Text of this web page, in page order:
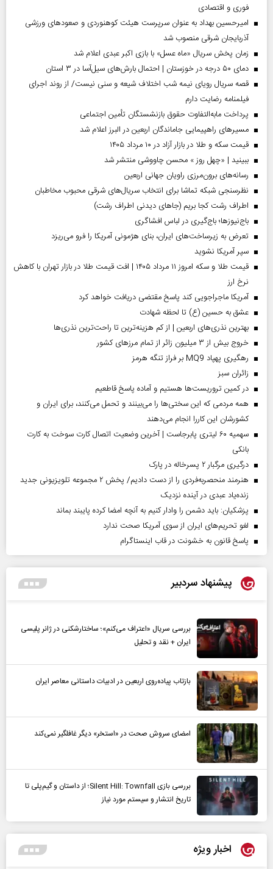
فوری و اقتصادی
امیرحسین بهداد به عنوان سرپرست هیئت کوهنوردی و صعودهای ورزشی
آذربایجان شرقی منصوب شد
زمان پخش سریال «ماه عسل» با بازی اکبر عبدی اعلام شد
دمای ۵۰ درجه در خوزستان | احتمال بارش‌های سیل‌آسا در ۳ استان
قصه سریال رویای نیمه شب اختلاف شیعه و سنی نیست/ از روند اجرای
فیلمنامه رضایت دارم
پرداخت مابه‌التفاوت حقوق بازنشستگان تأمین اجتماعی
مسیر‌های راهپیمایی جاماندگان اربعین در البرز اعلام شد
قیمت سکه و طلا در بازار آزاد در ۱۰ مرداد ۱۴۰۵
ببینید | «چهل روز » محسن چاووشی منتشر شد
رسانه‌های برون‌مرزی راویان جهانی اربعین
نظرسنجی شبکه تماشا برای انتخاب سریال‌های شرقی محبوب مخاطبان
اطراف رشت کجا بریم (جاهای دیدنی اطراف رشت)
باج‌نیوزها؛ باج‌گیری در لباس افشاگری
تعرض به زیرساخت‌های ایران، بنای هژمونی آمریکا را فرو می‌ریزد
سپر آمریکا نشوید
قیمت طلا و سکه امروز ۱۱ مرداد ۱۴۰۵ | افت قیمت طلا در بازار تهران با کاهش
نرخ ارز
آمریکا ماجراجویی کند پاسخ مقتضی دریافت خواهد کرد
عشق به حسین (ع) تا لحظه شهادت
بهترین نذری‌های اربعین | از کم هزینه‌ترین تا راحت‌ترین نذری‌ها
خروج بیش از ۳ میلیون زائر از تمام مرز‌های کشور
رهگیری پهپاد MQ9 بر فراز تنگه هرمز
‌زائران سبز
در کمین تروریست‌ها هستیم و آماده پاسخ قاطعیم
همه مردمی که این سختی‌ها را می‌بینند و تحمل می‌کنند، برای ایران و
کشورشان این کاررا انجام می‌دهند
سهمیه ۶۰ لیتری پابرجاست | آخرین وضعیت اتصال کارت سوخت به کارت
بانکی
درگیری مرگبار ۲ پسرخاله در پارک
هنرمند منحصر‌به‌فردی را از دست دادیم/ پخش ۲ مجموعه تلویزیونی جدید
زنده‌یاد عبدی در آینده نزدیک
پزشکیان: باید دشمن را وادار کنیم به آنچه امضا کرده پایبند بماند
لغو تحریم‌های ایران از سوی آمریکا صحت ندارد
پاسخ قانون به خشونت در قاب اینستاگرام
پیشنهاد سردبیر
بررسی سریال «اعتراف می‌کنم»؛ ساختارشکنی در ژانر پلیسی
ایران + نقد و تحلیل
بازتاب پیاده‌روی اربعین در ادبیات داستانی معاصر ایران
امضای سروش صحت در «استخر» دیگر غافلگیر نمی‌کند
بررسی بازی Silent Hill: Townfall؛ از داستان و گیم‌پلی تا
تاریخ انتشار و سیستم مورد نیاز
اخبار ویژه